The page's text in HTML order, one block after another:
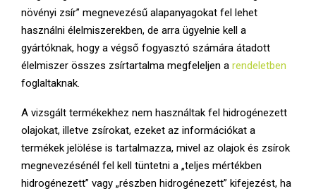
növényi zsír” megnevezésű alapanyagokat fel lehet
használni élelmiszerekben, de arra ügyelnie kell a
gyártóknak, hogy a végső fogyasztó számára átadott
élelmiszer összes zsírtartalma megfeleljen a rendeletben
foglaltaknak.
A vizsgált termékekhez nem használtak fel hidrogénezett
olajokat, illetve zsírokat, ezeket az információkat a
termékek jelölése is tartalmazza, mivel az olajok és zsírok
megnevezésénél fel kell tüntetni a „teljes mértékben
hidrogénezett” vagy „részben hidrogénezett” kifejezést, ha